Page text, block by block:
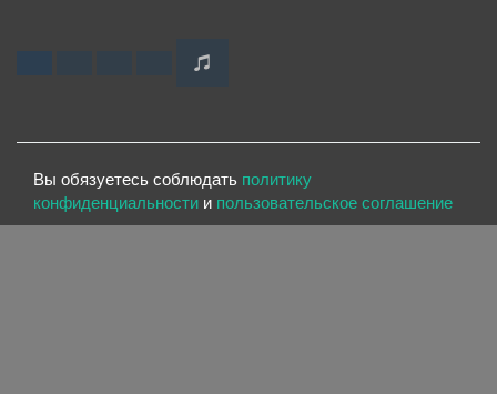
Вы обязуетесь соблюдать политику
конфиденциальности и пользовательское соглашение